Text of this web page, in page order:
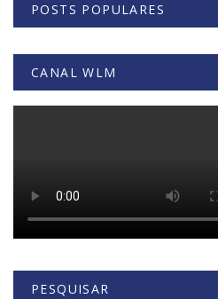
POSTS POPULARES
CANAL WLM
PESQUISAR